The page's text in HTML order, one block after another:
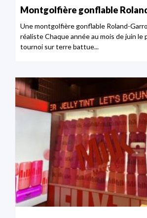
Montgolfière gonflable
Une montgolfière gonflable Roland-
réaliste Chaque année au mois de juin le
tournoi sur terre battue...